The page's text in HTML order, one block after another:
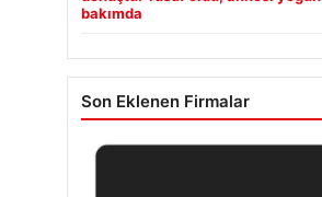
bakımda
Son Eklenen Firmalar